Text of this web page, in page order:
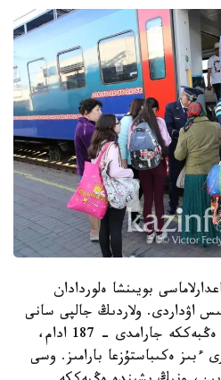
بويىنشا ەلوردادان
وتباسى قونىس اۋداردى. ولاردىڭ جالپى سانى
- 610 ادام، سونىڭ ىشىندە ەڭبەككە جارامدى - 187 ادام،
كۇندەرى ءبىز ەكىباستۇزعا بارامىز. وسى